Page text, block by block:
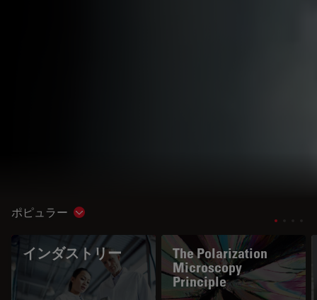
ポピュラー Show subnavigation
インダストリー
The Polarization
Microscopy
Principle